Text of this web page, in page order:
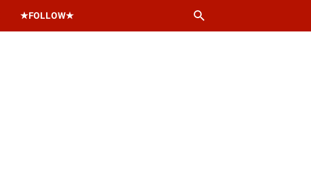
★FOLLOW★